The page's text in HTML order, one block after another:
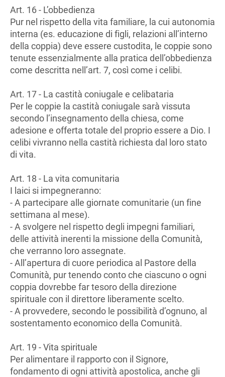
Art. 16 - L’obbedienza
Pur nel rispetto della vita familiare, la cui autonomia
interna (es. educazione di figli, relazioni all’interno
della coppia) deve essere custodita, le coppie sono
tenute essenzialmente alla pratica dell’obbedienza
come descritta nell’art. 7, così come i celibi.
Art. 17 - La castità coniugale e celibataria
Per le coppie la castità coniugale sarà vissuta
secondo l’insegnamento della chiesa, come
adesione e offerta totale del proprio essere a Dio. I
celibi vivranno nella castità richiesta dal loro stato
di vita.
Art. 18 - La vita comunitaria
I laici si impegneranno:
- A partecipare alle giornate comunitarie (un fine
settimana al mese).
- A svolgere nel rispetto degli impegni familiari,
delle attività inerenti la missione della Comunità,
che verranno loro assegnate.
- All’apertura di cuore periodica al Pastore della
Comunità, pur tenendo conto che ciascuno o ogni
coppia dovrebbe far tesoro della direzione
spirituale con il direttore liberamente scelto.
- A provvedere, secondo le possibilità d’ognuno, al
sostentamento economico della Comunità.
Art. 19 - Vita spirituale
Per alimentare il rapporto con il Signore,
fondamento di ogni attività apostolica, anche gli